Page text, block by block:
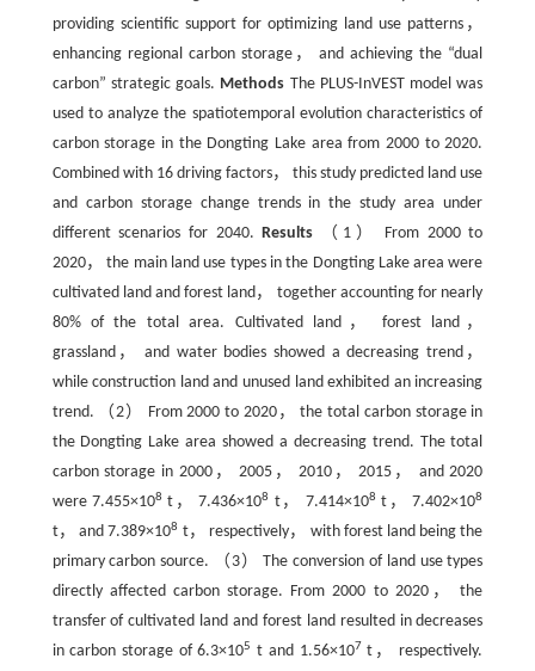
providing scientific support for optimizing land use patterns，
enhancing regional carbon storage， and achieving the “dual
carbon” strategic goals. Methods The PLUS-InVEST model was
used to analyze the spatiotemporal evolution characteristics of
carbon storage in the Dongting Lake area from 2000 to 2020.
Combined with 16 driving factors， this study predicted land use
and carbon storage change trends in the study area under
different scenarios for 2040.Results （1） From 2000 to
2020， the main land use types in the Dongting Lake area were
cultivated land and forest land， together accounting for nearly
80% of the total area. Cultivated land， forest land，
grassland， and water bodies showed a decreasing trend，
while construction land and unused land exhibited an increasing
trend. （2） From 2000 to 2020， the total carbon storage in
the Dongting Lake area showed a decreasing trend. The total
carbon storage in 2000， 2005， 2010， 2015， and 2020
were 7.455×108 t， 7.436×108 t， 7.414×108 t， 7.402×108
t， and 7.389×108 t， respectively， with forest land being the
primary carbon source. （3） The conversion of land use types
directly affected carbon storage. From 2000 to 2020， the
transfer of cultivated land and forest land resulted in decreases
in carbon storage of 6.3×105 t and 1.56×107 t， respectively.